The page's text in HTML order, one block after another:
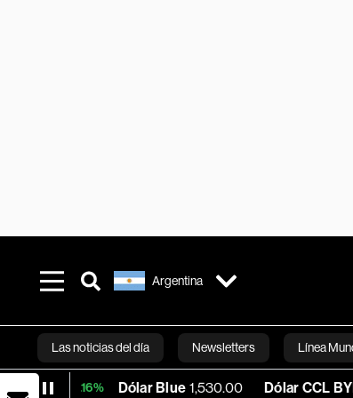
Argentina
Las noticias del día Newsletters Línea
Dólar Blue 1,530.00 Dólar CCL BYMA